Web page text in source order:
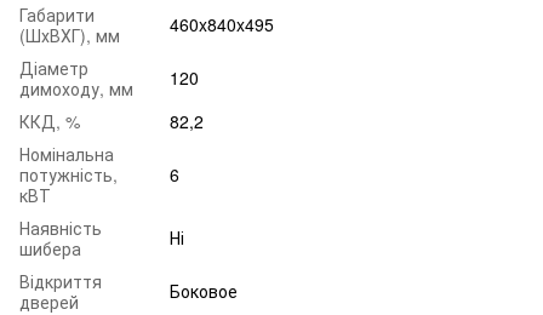
Габарити
(ШхВХГ), мм
460x840x495
Діаметр
димоходу, мм
120
ККД, %
82,2
Номінальна
потужність,
кВТ
6
Наявність
шибера
Ні
Відкриття
дверей
Боковое